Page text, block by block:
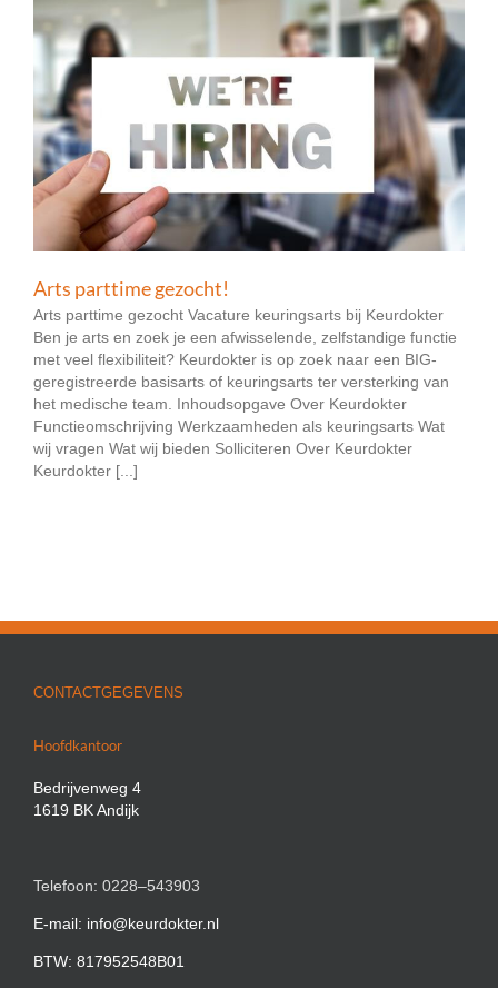
Arts parttime gezocht!
Arts parttime gezocht Vacature keuringsarts bij Keurdokter
Ben je arts en zoek je een afwisselende, zelfstandige functie
met veel flexibiliteit? Keurdokter is op zoek naar een BIG-
geregistreerde basisarts of keuringsarts ter versterking van
het medische team. Inhoudsopgave Over Keurdokter
Functieomschrijving Werkzaamheden als keuringsarts Wat
wij vragen Wat wij bieden Solliciteren Over Keurdokter
Keurdokter [...]
CONTACTGEGEVENS
Hoofdkantoor
Bedrijvenweg 4
1619 BK Andijk
Telefoon: 0228–543903
E-mail: info@keurdokter.nl
BTW: 817952548B01